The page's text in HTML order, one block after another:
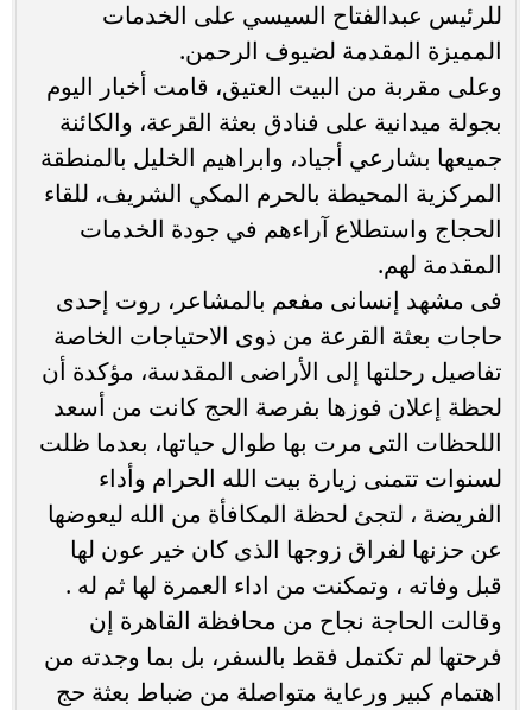
للرئيس عبدالفتاح السيسي على الخدمات
المميزة المقدمة لضيوف الرحمن.
وعلى مقربة من البيت العتيق، قامت أخبار اليوم
بجولة ميدانية على فنادق بعثة القرعة، والكائنة
جميعها بشارعي أجياد، وابراهيم الخليل بالمنطقة
المركزية المحيطة بالحرم المكي الشريف، للقاء
الحجاج واستطلاع آراءهم في جودة الخدمات
المقدمة لهم.
فى مشهد إنسانى مفعم بالمشاعر، روت إحدى
حاجات بعثة القرعة من ذوى الاحتياجات الخاصة
تفاصيل رحلتها إلى الأراضى المقدسة، مؤكدة أن
لحظة إعلان فوزها بفرصة الحج كانت من أسعد
اللحظات التى مرت بها طوال حياتها، بعدما ظلت
لسنوات تتمنى زيارة بيت الله الحرام وأداء
الفريضة ، لتجئ لحظة المكافأة من الله ليعوضها
عن حزنها لفراق زوجها الذى كان خير عون لها
قبل وفاته ، وتمكنت من اداء العمرة لها ثم له .
وقالت الحاجة نجاح من محافظة القاهرة إن
فرحتها لم تكتمل فقط بالسفر، بل بما وجدته من
اهتمام كبير ورعاية متواصلة من ضباط بعثة حج